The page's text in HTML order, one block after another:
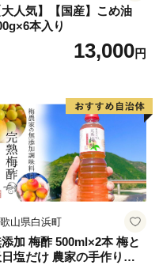
ていただいたワンスト
まど」にデータを移行
る期間が発生する場合
が反映されますので
大人気】【国産】こめ油
本入り
13,000円
山県白浜町
加 梅酢 500ml×2本 梅と
日塩だけ 農家の手作り完